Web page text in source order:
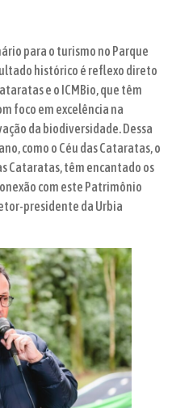
para o turismo no Parque
histórico é reflexo direto
e o ICMBio, que têm
foco em excelência na
da biodiversidade. Dessa
como o Céu das Cataratas, o
Cataratas, têm encantado os
com este Patrimônio
presidente da Urbia